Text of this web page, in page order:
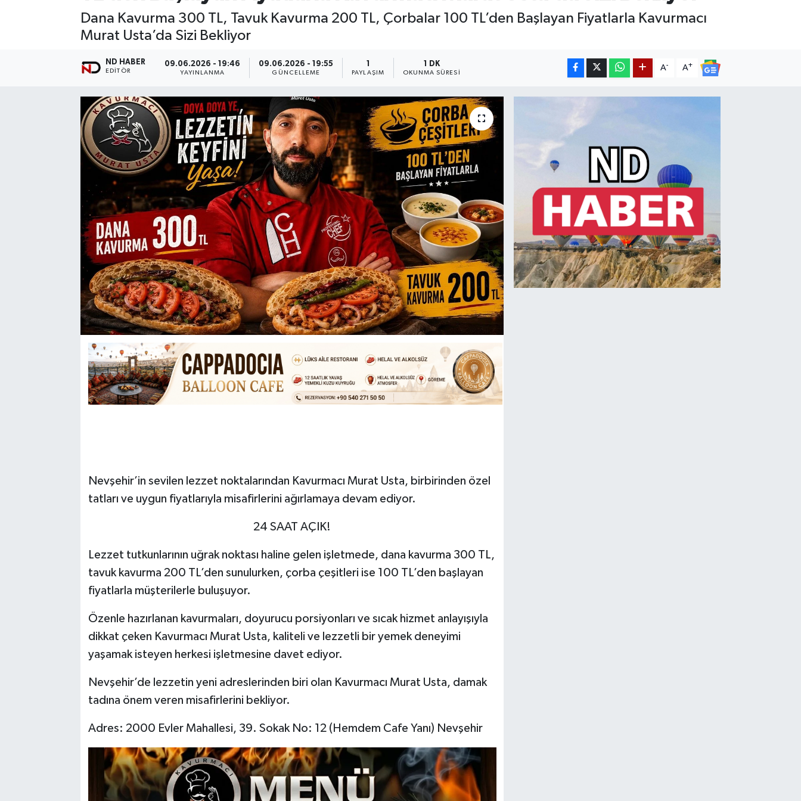
Dana Kavurma 300 TL, Tavuk Kavurma 200 TL, Çorbalar 100 TL’den Başlayan Fiyatlarla Kavurmacı
Murat Usta’da Sizi Bekliyor
ND HABER
EDITÖR
09.06.2026 - 19:46
YAYINLANMA
09.06.2026 - 19:55
GÜNCELLEME
1
PAYLAŞIM
1 DK
OKUNMA SÜRESI
A- A+
Nevşehir’in sevilen lezzet noktalarından Kavurmacı Murat Usta, birbirinden özel
tatları ve uygun fiyatlarıyla misafirlerini ağırlamaya devam ediyor.
24 SAAT AÇIK!
Lezzet tutkunlarının uğrak noktası haline gelen işletmede, dana kavurma 300 TL,
tavuk kavurma 200 TL’den sunulurken, çorba çeşitleri ise 100 TL’den başlayan
fiyatlarla müşterilerle buluşuyor.
Özenle hazırlanan kavurmaları, doyurucu porsiyonları ve sıcak hizmet anlayışıyla
dikkat çeken Kavurmacı Murat Usta, kaliteli ve lezzetli bir yemek deneyimi
yaşamak isteyen herkesi işletmesine davet ediyor.
Nevşehir’de lezzetin yeni adreslerinden biri olan Kavurmacı Murat Usta, damak
tadına önem veren misafirlerini bekliyor.
Adres: 2000 Evler Mahallesi, 39. Sokak No: 12 (Hemdem Cafe Yanı) Nevşehir